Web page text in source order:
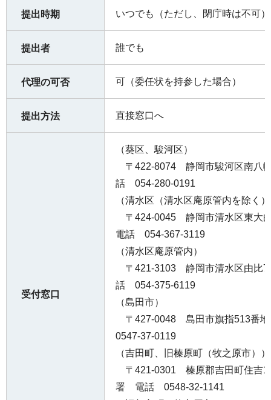
提出時期 いつでも（ただし、閉庁時は不可）
提出者 誰でも
代理の可否 可（委任状を持参した場合）
提出方法 直接窓口へ
受付窓口
（葵区、駿河区）
〒422-8074 静岡市駿河区南八
話 054-280-0191
（清水区（清水区庵原管内を除く
〒424-0045 静岡市清水区東
電話 054-367-3119
（清水区庵原管内）
〒421-3103 静岡市清水区由比
話 054-375-6119
（島田市）
〒427-0048 島田市旗指513
0547-37-0119
（吉田町、旧榛原町（牧之原市））
〒421-0301 榛原郡吉田町住吉
署 電話 0548-32-1141